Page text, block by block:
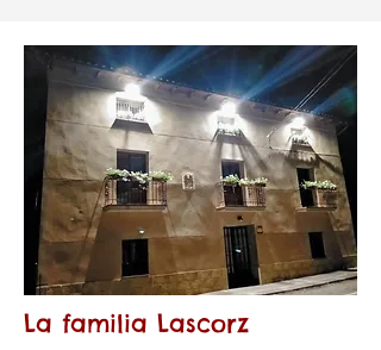
La familia Lascorz